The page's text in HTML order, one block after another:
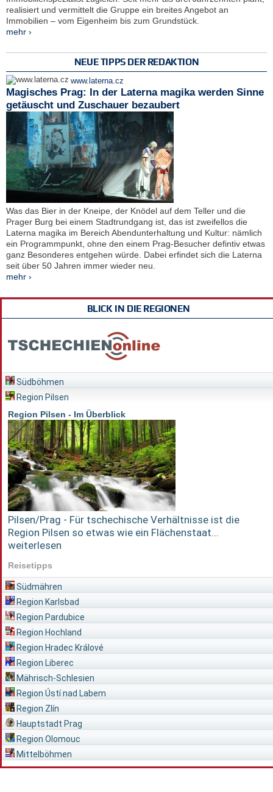
realisiert und vermittelt die Gruppe ein breites Angebot an
Immobilien – vom Eigenheim bis zum Grundstück.
mehr ›
NEUE TIPPS DER REDAKTION
www.laterna.cz
Magisches Prag: In der Laterna magika werden Sinne
getäuscht und Zuschauer bezaubert
Was das Bier in der Kneipe, der Knödel auf dem Teller und die
Prager Burg bei einem Stadtrundgang ist, das ist zweifellos die
Laterna magika im Bereich Abendunterhaltung und Kultur: nämlich
ein Programmpunkt, ohne den einem Prag-Besucher defintiv etwas
ganz Besonderes entgehen würde. Dabei erfindet sich die Laterna
seit über 50 Jahren immer wieder neu.
mehr ›
BLICK IN DIE REGIONEN
Südböhmen
Region Pilsen
Region Pilsen - Im Überblick
Pilsen/Prag - Für tschechische Verhältnisse ist die
Region Pilsen so etwas wie ein Flächenstaat...
weiterlesen
Reisetipps
Südmähren
Region Karlsbad
Region Pardubice
Region Hochland
Region Hradec Králové
Region Liberec
Mährisch-Schlesien
Region Ústí nad Labem
Region Zlín
Hauptstadt Prag
Region Olomouc
Mittelböhmen